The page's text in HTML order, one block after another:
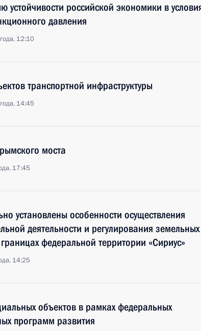
устойчивости российской экономики в
давления
12:10
транспортной инфраструктуры
14:45
моста
17:45
установлены особенности осуществления
деятельности и регулирования земельных
федеральной территории «Сириус»
14:25
объектов в рамках федеральных
программ развития